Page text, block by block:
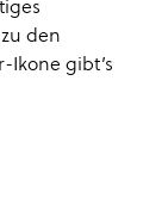
den
Ikone gibt’s